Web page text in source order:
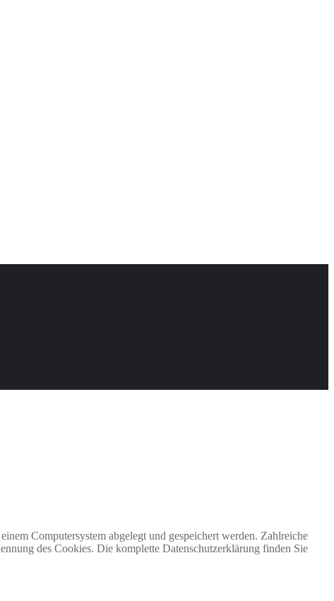
Computersystem abgelegt und gespeichert werden. Zahlreiche
des Cookies. Die komplette Datenschutzerklärung finden Sie